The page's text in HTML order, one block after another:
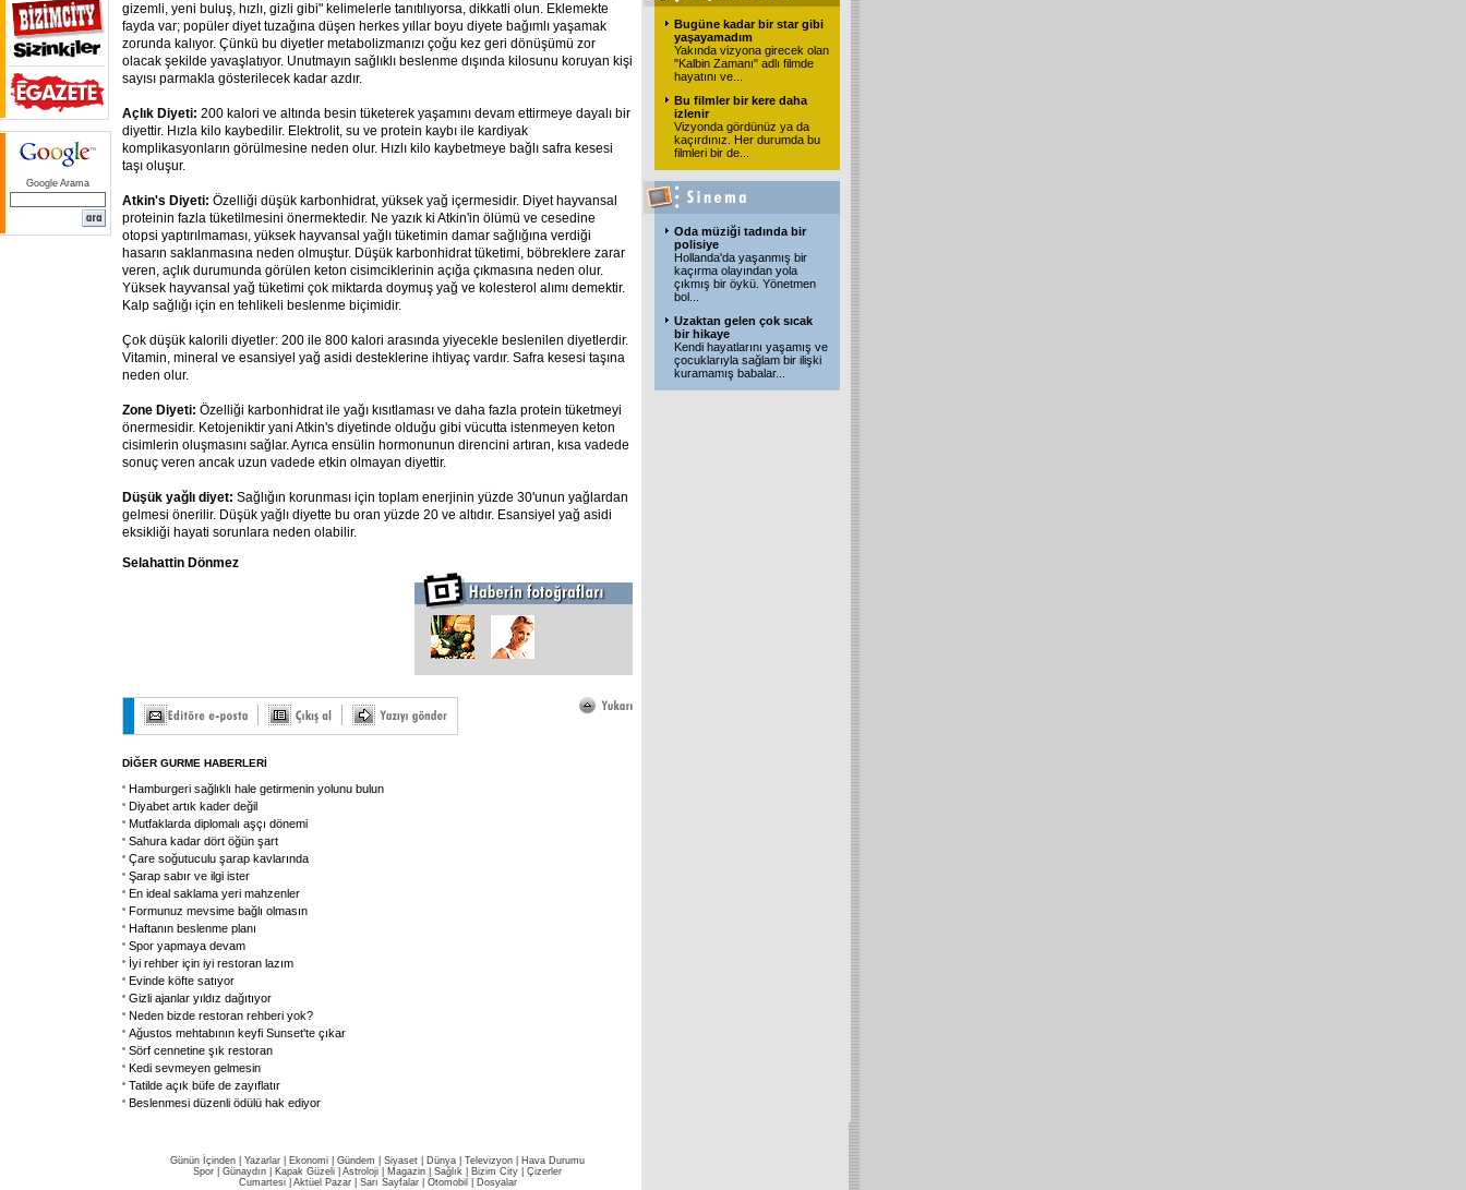
Google Arama
gizemli, yeni buluş, hızlı, gizli gibi" kelimelerle tanıtılıyorsa, dikkatli olun. Eklemekte
fayda var; popüler diyet tuzağına düşen herkes yıllar boyu diyete bağımlı yaşamak
zorunda kalıyor. Çünkü bu diyetler metabolizmanızı çoğu kez geri dönüşümü zor
olacak şekilde yavaşlatıyor. Unutmayın sağlıklı beslenme dışında kilosunu koruyan kişi
sayısı parmakla gösterilecek kadar azdır.
Açlık Diyeti: 200 kalori ve altında besin tüketerek yaşamını devam ettirmeye dayalı bir
diyettir. Hızla kilo kaybedilir. Elektrolit, su ve protein kaybı ile kardiyak
komplikasyonların görülmesine neden olur. Hızlı kilo kaybetmeye bağlı safra kesesi
taşı oluşur.
Atkin's Diyeti: Özelliği düşük karbonhidrat, yüksek yağ içermesidir. Diyet hayvansal
proteinin fazla tüketilmesini önermektedir. Ne yazık ki Atkin'in ölümü ve cesedine
otopsi yaptırılmaması, yüksek hayvansal yağlı tüketimin damar sağlığına verdiği
hasarın saklanmasına neden olmuştur. Düşük karbonhidrat tüketimi, böbreklere zarar
veren, açlık durumunda görülen keton cisimciklerinin açığa çıkmasına neden olur.
Yüksek hayvansal yağ tüketimi çok miktarda doymuş yağ ve kolesterol alımı demektir.
Kalp sağlığı için en tehlikeli beslenme biçimidir.
Çok düşük kalorili diyetler: 200 ile 800 kalori arasında yiyecekle beslenilen diyetlerdir.
Vitamin, mineral ve esansiyel yağ asidi desteklerine ihtiyaç vardır. Safra kesesi taşına
neden olur.
Zone Diyeti: Özelliği karbonhidrat ile yağı kısıtlaması ve daha fazla protein tüketmeyi
önermesidir. Ketojeniktir yani Atkin's diyetinde olduğu gibi vücutta istenmeyen keton
cisimlerin oluşmasını sağlar. Ayrıca ensülin hormonunun direncini artıran, kısa vadede
sonuç veren ancak uzun vadede etkin olmayan diyettir.
Düşük yağlı diyet: Sağlığın korunması için toplam enerjinin yüzde 30'unun yağlardan
gelmesi önerilir. Düşük yağlı diyette bu oran yüzde 20 ve altıdır. Esansiyel yağ asidi
eksikliği hayati sorunlara neden olabilir.
Selahattin Dönmez
DİĞER GURME HABERLERİ
Hamburgeri sağlıklı hale getirmenin yolunu bulun
Diyabet artık kader değil
Mutfaklarda diplomalı aşçı dönemi
Sahura kadar dört öğün şart
Çare soğutuculu şarap kavlarında
Şarap sabır ve ilgi ister
En ideal saklama yeri mahzenler
Formunuz mevsime bağlı olmasın
Haftanın beslenme planı
Spor yapmaya devam
İyi rehber için iyi restoran lazım
Evinde köfte satıyor
Gizli ajanlar yıldız dağıtıyor
Neden bizde restoran rehberi yok?
Ağustos mehtabının keyfi Sunset'te çıkar
Sörf cennetine şık restoran
Kedi sevmeyen gelmesin
Tatilde açık büfe de zayıflatır
Beslenmesi düzenli ödülü hak ediyor
Bugüne kadar bir star gibi
yaşayamadım
Yakında vizyona girecek olan
"Kalbin Zamanı" adlı filmde
hayatını ve
Bu filmler bir kere daha
izlenir
Vizyonda gördünüz ya da
kaçırdınız. Her durumda bu
filmleri bir de
Oda müziği tadında bir
polisiye
Hollanda'da yaşanmış bir
kaçırma olayından yola
çıkmış bir öykü. Yönetmen
bol
Uzaktan gelen çok sıcak
bir hikaye
Kendi hayatlarını yaşamış ve
çocuklarıyla sağlam bir ilişki
kuramamış babalar...
Günün İçinden Yazarlar Ekonomi Gündem Siyaset Dünya | Televizyon
Hava Durumu
Spor
Günaydın Kapak Güzeli Astroloji Magazin Sağlık Bizim City
Çizerler
Cumartesi| Aktüel Pazar| Sarı Sayfalar| Otomobil Dosyalar